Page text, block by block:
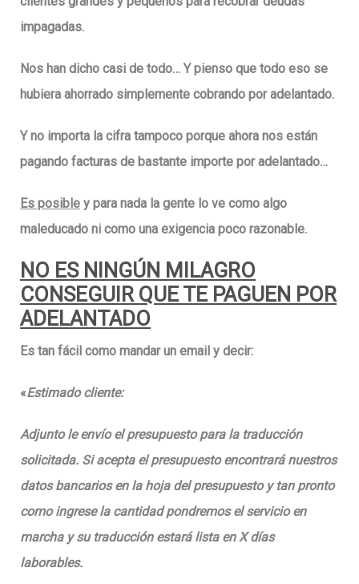
impagadas.
Nos han dicho casi de todo… Y pienso que todo eso se
hubiera ahorrado simplemente cobrando por adelantado.
Yno importa la cifra tampoco porque ahora nos están
pagando facturas de bastante importe por adelantado…
Es posible y para nada la gente lo ve como algo
maleducado ni como una exigencia poco razonable.
NO ES NINGÚN MILAGRO
CONSEGUIR QUE TE PAGUEN POR
ADELANTADO
Es tan fácil como mandar un email y decir:
«Estimado cliente:
Adjunto le envío el presupuesto para la traducción
solicitada. Si acepta el presupuesto encontrará nuestros
datos bancarios en la hoja del presupuesto y tan pronto
como ingrese la cantidad pondremos el servicio en
marcha y su traducción estará lista en X días
laborables.